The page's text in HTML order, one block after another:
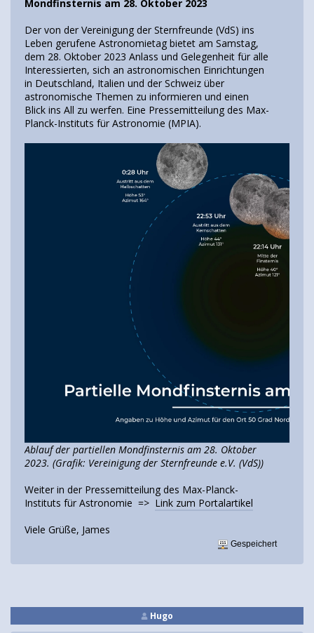
Mondfinsternis am 28. Oktober 2023
Der von der Vereinigung der Sternfreunde (VdS) ins
Leben gerufene Astronomietag bietet am Samstag,
dem 28. Oktober 2023 Anlass und Gelegenheit für alle
Interessierten, sich an astronomischen Einrichtungen
in Deutschland, Italien und der Schweiz über
astronomische Themen zu informieren und einen
Blick ins All zu werfen. Eine Pressemitteilung des Max-
Planck-Instituts für Astronomie (MPIA).
Ablauf der partiellen Mondfinsternis am 28. Oktober
2023. (Grafik: Vereinigung der Sternfreunde e.V. (VdS))
Weiter in der Pressemitteilung des Max-Planck-
Instituts für Astronomie => Link zum Portalartikel
Viele Grüße, James
Gespeichert
Hugo